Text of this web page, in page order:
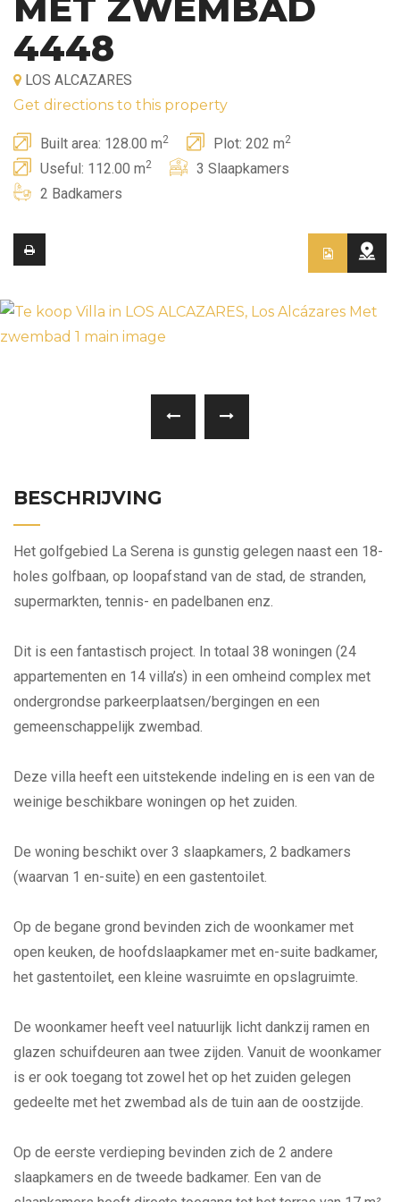
4448
LOS ALCAZARES
Get directions to this property
Built area: 128.00 m2 Plot: 202 m2
Useful: 112.00 m2
3 Slaapkamers
2 Badkamers
BESCHRIJVING
Het golfgebied La Serena is gunstig gelegen naast een 18-
holes golfbaan, op loopafstand van de stad, de stranden,
supermarkten, tennis- en padelbanen enz.
Dit is een fantastisch project. In totaal 38 woningen (24
appartementen en 14 villa’s) in een omheind complex met
ondergrondse parkeerplaatsen/bergingen en een
gemeenschappelijk zwembad.
Deze villa heeft een uitstekende indeling en is een van de
weinige beschikbare woningen op het zuiden.
De woning beschikt over 3 slaapkamers, 2 badkamers
(waarvan 1 en-suite) en een gastentoilet.
Op de begane grond bevinden zich de woonkamer met
open keuken, de hoofdslaapkamer met en-suite badkamer,
het gastentoilet, een kleine wasruimte en opslagruimte.
De woonkamer heeft veel natuurlijk licht dankzij ramen en
glazen schuifdeuren aan twee zijden. Vanuit de woonkamer
is er ook toegang tot zowel het op het zuiden gelegen
gedeelte met het zwembad als de tuin aan de oostzijde.
Op de eerste verdieping bevinden zich de 2 andere
slaapkamers en de tweede badkamer. Een van de